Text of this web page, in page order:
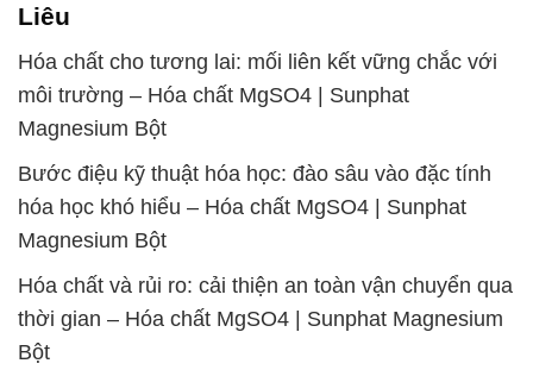
Liêu
Hóa chất cho tương lai: mối liên kết vững chắc với
môi trường – Hóa chất MgSO4 | Sunphat
Magnesium Bột
Bước điệu kỹ thuật hóa học: đào sâu vào đặc tính
hóa học khó hiểu – Hóa chất MgSO4 | Sunphat
Magnesium Bột
Hóa chất và rủi ro: cải thiện an toàn vận chuyển qua
thời gian – Hóa chất MgSO4 | Sunphat Magnesium
Bột